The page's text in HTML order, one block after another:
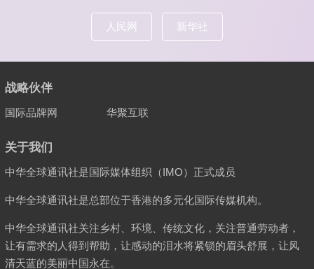
人民网 新华社
战略伙伴
国际品牌网 华聚互联
关于我们
中华全球通讯社是国际媒体组织（IMO）正式成员
中华全球通讯社是总部位于香港的多元化国际传媒机构。
中华全球通讯社关注乡村、环境、传统文化，关注普通劳动者，
让有需求的人得到帮助，让感动的泪水将紧锁的眉头舒展，让风
清天蓝的美丽中国永在。